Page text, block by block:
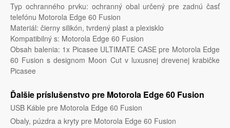
Typ ochranného prvku: ochranný obal určený pre zadnú časť
telefónu Motorola Edge 60 Fusion
Materiál: čierny silikón, tvrdený plast a plexisklo
Kompatibilný s: Motorola Edge 60 Fusion
Obsah balenia: 1x Picasee ULTIMATE CASE pre Motorola Edge
60 Fusion s designom Moon Cut v luxusnej drevenej krabičke
Picasee
Ďalšie príslušenstvo pre Motorola Edge 60 Fusion
USB Káble pre Motorola Edge 60 Fusion
Obaly, púzdra a kryty pre Motorola Edge 60 Fusion